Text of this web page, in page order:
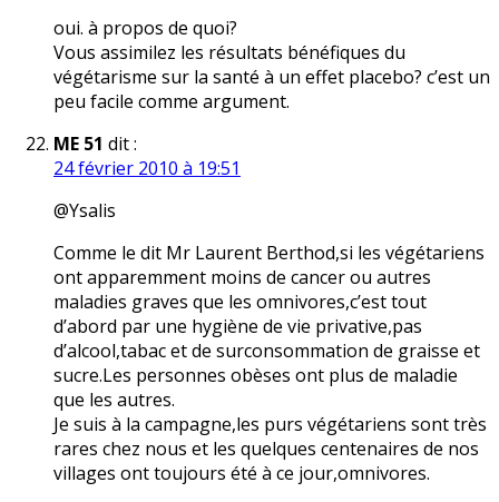
oui. à propos de quoi?
Vous assimilez les résultats bénéfiques du
végétarisme sur la santé à un effet placebo? c’est un
peu facile comme argument.
ME 51 dit :
24 février 2010 à 19:51
@Ysalis
Comme le dit Mr Laurent Berthod,si les végétariens
ont apparemment moins de cancer ou autres
maladies graves que les omnivores,c’est tout
d’abord par une hygiène de vie privative,pas
d’alcool,tabac et de surconsommation de graisse et
sucre.Les personnes obèses ont plus de maladie
que les autres.
Je suis à la campagne,les purs végétariens sont très
rares chez nous et les quelques centenaires de nos
villages ont toujours été à ce jour,omnivores.